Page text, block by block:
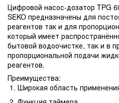
Цифровой насос-дозатор TPG
SEKO предназначены для
реагентов так и для
который имеет
бытовой водоочистке, так и в
пропорциональной подачи
реагентов.
Преимущества:
Широкая область